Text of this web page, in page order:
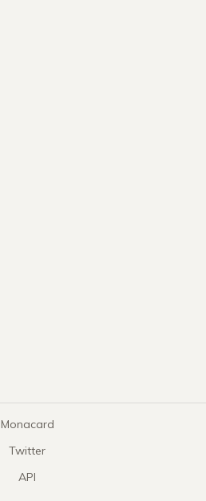
Monacard
Twitter
API